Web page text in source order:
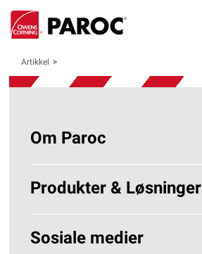
Artikkel
Om Paroc
Om PAROC
Hvorfor Steinull?
Bærekraft
Produkter & Løsninger
Løsninger Byggisolering
Sosiale medier